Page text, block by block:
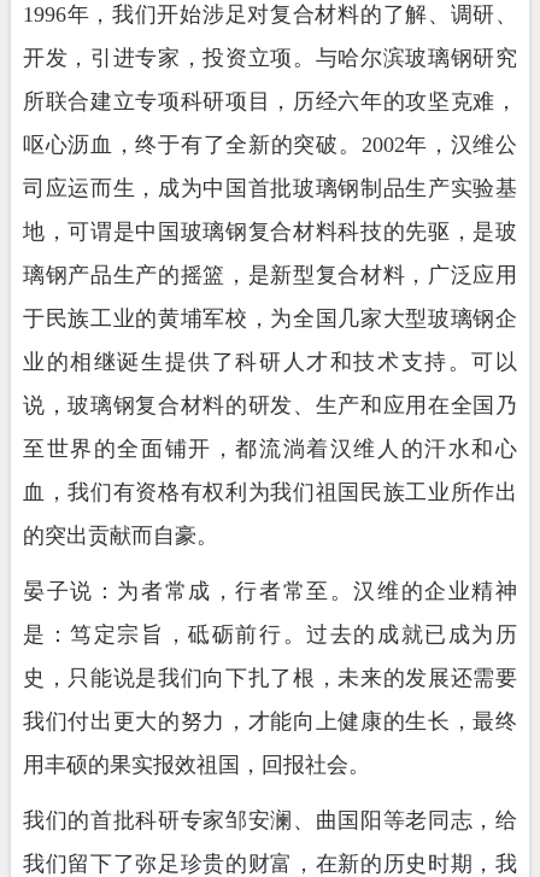
1996年，我们开始涉足对复合材料的了解、调研、
开发，引进专家，投资立项。与哈尔滨玻璃钢研究
所联合建立专项科研项目，历经六年的攻坚克难，
呕心沥血，终于有了全新的突破。2002年，汉维公
司应运而生，成为中国首批玻璃钢制品生产实验基
地，可谓是中国玻璃钢复合材料科技的先驱，是玻
璃钢产品生产的摇篮，是新型复合材料，广泛应用
于民族工业的黄埔军校，为全国几家大型玻璃钢企
业的相继诞生提供了科研人才和技术支持。可以
说，玻璃钢复合材料的研发、生产和应用在全国乃
至世界的全面铺开，都流淌着汉维人的汗水和心
血，我们有资格有权利为我们祖国民族工业所作出
的突出贡献而自豪。
晏子说：为者常成，行者常至。汉维的企业精神
是：笃定宗旨，砥砺前行。过去的成就已成为历
史，只能说是我们向下扎了根，未来的发展还需要
我们付出更大的努力，才能向上健康的生长，最终
用丰硕的果实报效祖国，回报社会。
我们的首批科研专家邹安澜、曲国阳等老同志，给
我们留下了弥足珍贵的财富，在新的历史时期，我